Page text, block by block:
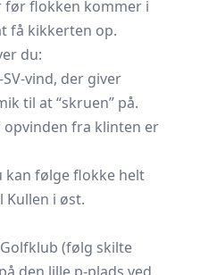
flokken kommer i
få kikkerten op.
du:
vind, der giver
til at “skruen” på.
opvinden fra klinten er
kan følge flokke helt
Kullen i øst.
(følg skilte